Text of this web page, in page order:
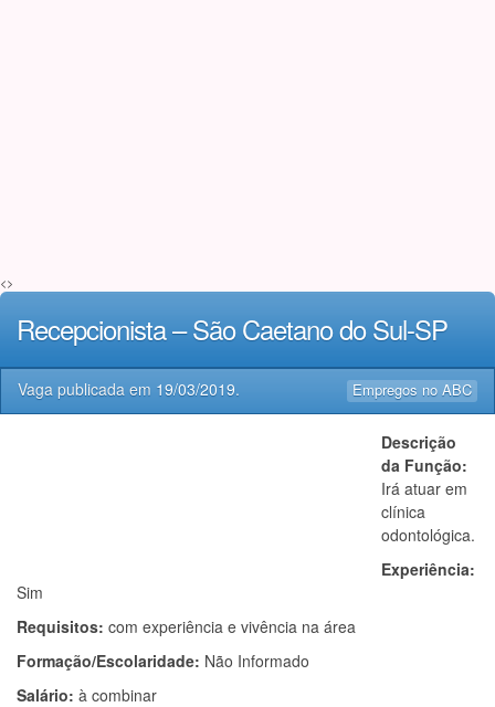
<>
Recepcionista – São Caetano do Sul-SP
Empregos no ABC
Vaga publicada em 19/03/2019.
Descrição
da Função:
Irá atuar em
clínica
odontológica.
Experiência:
Sim
Requisitos: com experiência e vivência na área
Formação/Escolaridade: Não Informado
Salário: à combinar